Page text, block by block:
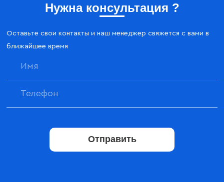
Нужна консультация ?
Оставьте свои контакты и наш менеджер свяжется с вами в
ближайшее время
Отправить